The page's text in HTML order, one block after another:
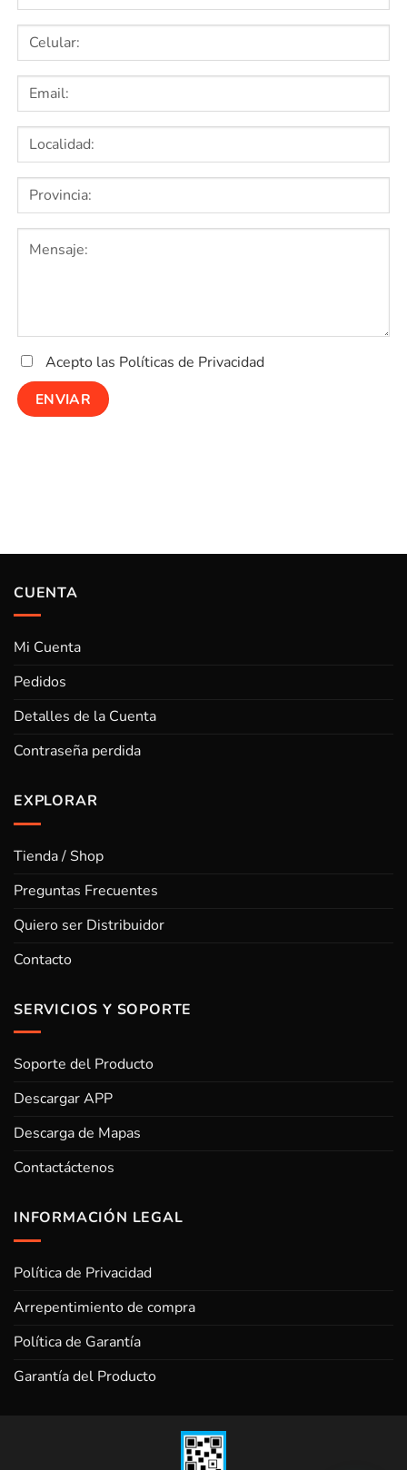
Acepto las Políticas de Privacidad
CUENTA
Mi Cuenta
Pedidos
Detalles de la Cuenta
Contraseña perdida
EXPLORAR
Tienda / Shop
Preguntas Frecuentes
Quiero ser Distribuidor
Contacto
SERVICIOS Y SOPORTE
Soporte del Producto
Descargar APP
Descarga de Mapas
Contactáctenos
INFORMACIÓN LEGAL
Política de Privacidad
Arrepentimiento de compra
Política de Garantía
Garantía del Producto